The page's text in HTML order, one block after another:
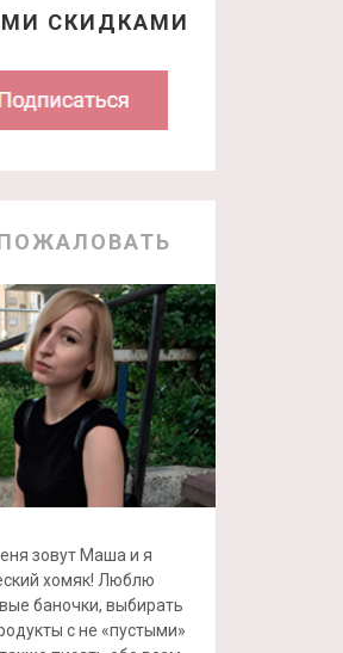
СКИДКАМИ
зовут Маша и я
хомяк! Люблю
баночки, выбирать
с не «пустыми»